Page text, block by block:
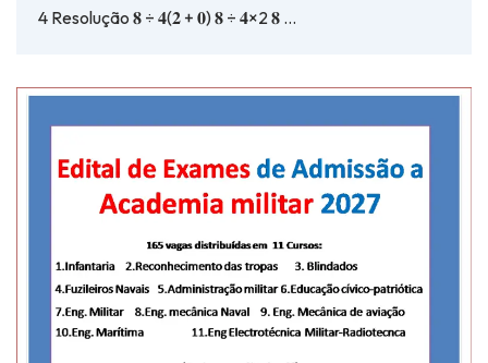
4 Resolução 𝟖 ÷ 𝟒(𝟐 + 𝟎) 𝟖 ÷ 𝟒×2 𝟖 …